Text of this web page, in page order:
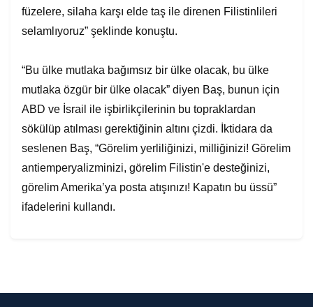
füzelere, silaha karşı elde taş ile direnen Filistinlileri
selamlıyoruz” şeklinde konuştu.
“Bu ülke mutlaka bağımsız bir ülke olacak, bu ülke
mutlaka özgür bir ülke olacak” diyen Baş, bunun için
ABD ve İsrail ile işbirlikçilerinin bu topraklardan
sökülüp atılması gerektiğinin altını çizdi. İktidara da
seslenen Baş, “Görelim yerliliğinizi, milliğinizi! Görelim
antiemperyalizminizi, görelim Filistin'e desteğinizi,
görelim Amerika’ya posta atışınızı! Kapatın bu üssü”
ifadelerini kullandı.